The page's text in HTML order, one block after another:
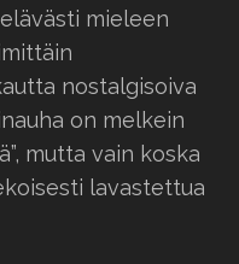
mieleen
nostalgisoiva
on melkein
mutta vain koska
lavastettua